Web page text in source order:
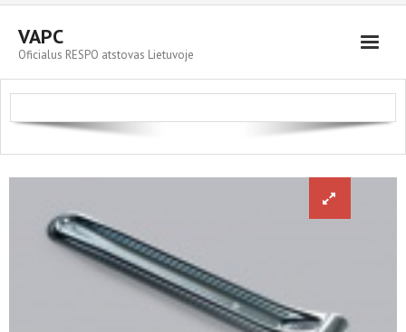
VAPC
Oficialus RESPO atstovas Lietuvoje
Parduodami automobiliai
RESPO priekabos
Cart (0Items)